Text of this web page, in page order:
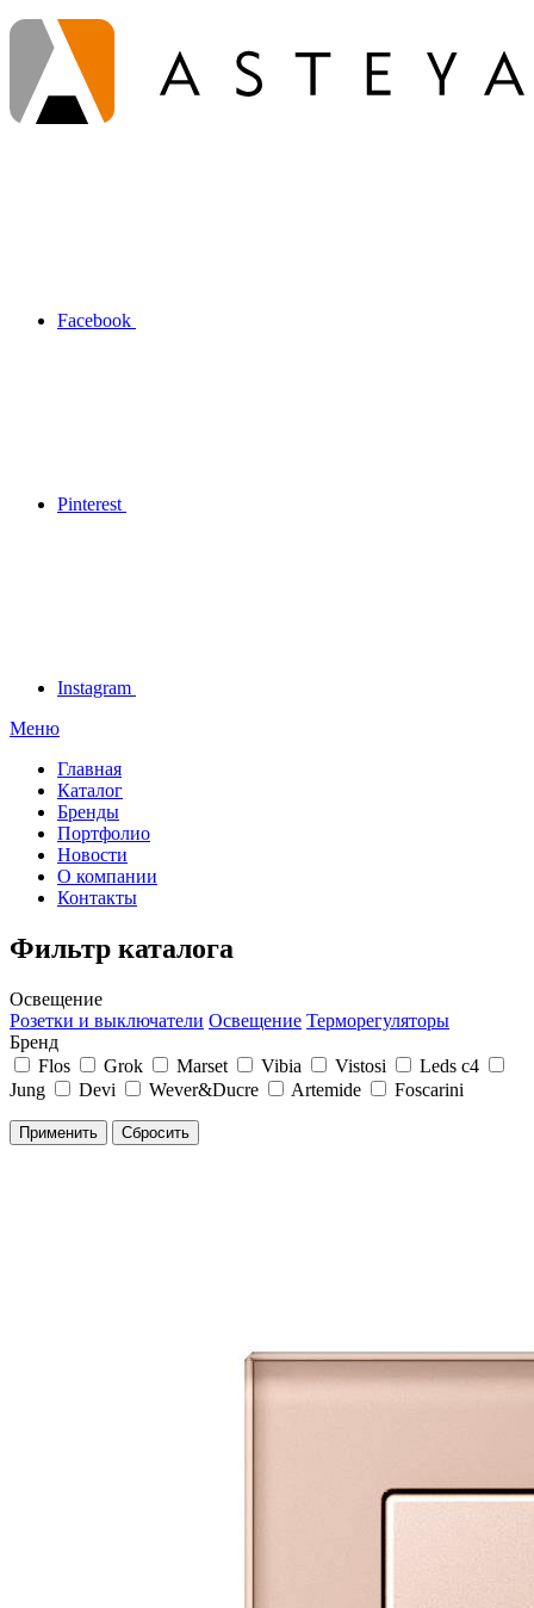
Facebook
Pinterest
Instagram
Меню
Главная
Каталог
Бренды
Портфолио
Новости
О компании
Контакты
Фильтр каталога
Освещение
Розетки и выключатели Освещение Терморегуляторы
Бренд
Flos
Grok Marset Vibia Vistosi
Leds c4
Jung
Devi Wever&Ducre Artemide Foscarini